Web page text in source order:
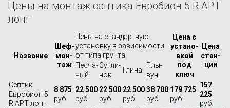
Цены на монтаж септика Евробион 5 R АРТ
лонг
Назва­ние
Шеф-
мон­
таж
Цены на стандартную
установку в зависимости
от типа грунта
Цена с
устано­
вкой
под
ключ
Цена
стан­
ции
Песча­
ный
Сугли­
нок
Глина
Плы­
вун
Септик
Евробион 5
R АРТ лонг
8 875
руб.
22 500
руб.
22 500
руб.
22 500
руб.
38 700
руб.
179 725
руб.
157
225
руб.